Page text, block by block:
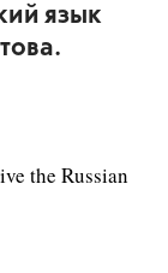
язык
the Russian